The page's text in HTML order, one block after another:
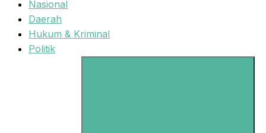
Nasional
Daerah
Hukum & Kriminal
Politik